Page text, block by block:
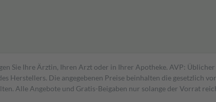
Sie Ihre Ärztin, Ihren Arzt oder in Ihrer Apotheke. AVP:
Die angegebenen Preise beinhalten die gesetzlich
Alle Angebote und Gratis-Beigaben nur solange der Vorrat